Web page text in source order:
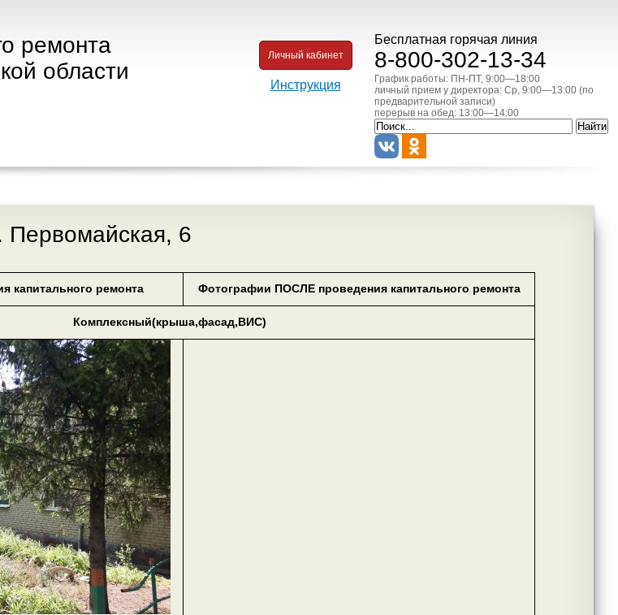
ремонта
области
Бесплатная горячая линия
8-800-302-13-34
График работы: ПН-ПТ, 9:00—18:00
личный прием у директора: Ср, 9:00—13:00 (по
предварительной записи)
перерыв на обед: 13:00—14:00
Личный кабинет
Инструкция
6
капитального ремонта Фотографии ПОСЛЕ проведения капитального ремонта
Комплексный(крыша,фасад,ВИС)